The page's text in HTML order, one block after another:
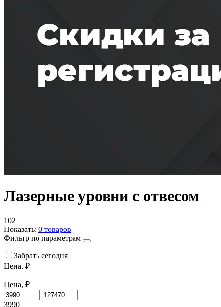
Лазерные уровни с отвесом
102
Показать: 0 товаров
Фильтр по параметрам
Забрать сегодня
Цена, ₽
Цена, ₽
3990